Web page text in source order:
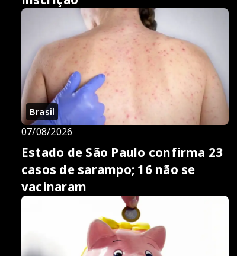
Brasil
07/08/2026
Estado de São Paulo confirma 23
casos de sarampo; 16 não se
vacinaram